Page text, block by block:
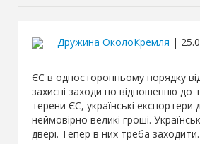
Дружина ОколоКремля |
ЄС в односторонньому порядку
захисні заходи по відношенню до
терени ЄС, українські
неймовірно великі гроші.
двері. Тепер в них треба